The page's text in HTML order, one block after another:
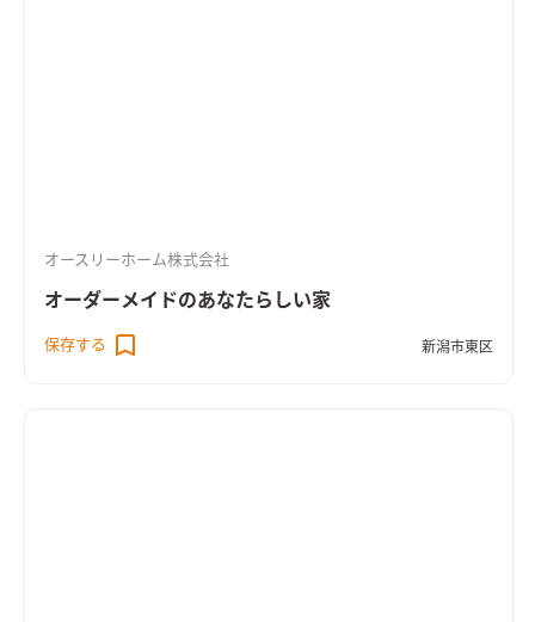
オースリーホーム株式会社
オーダーメイドのあなたらしい家
保存する 新潟市東区